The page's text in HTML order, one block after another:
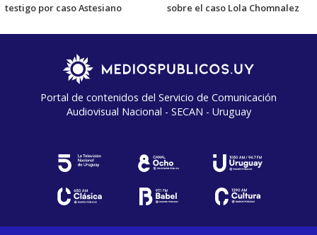
testigo por caso Astesiano
sobre el caso Lola Chomnalez
Portal de contenidos del Servicio de Comunicación
Audiovisual Nacional - SECAN - Uruguay